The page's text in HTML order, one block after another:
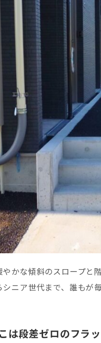
かな傾斜のスロープと
ニア世代まで、誰も
は段差ゼロのフラッ